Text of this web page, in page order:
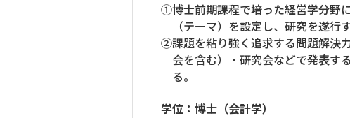
①博士前期課程で培った経営学分野
（テーマ）を設定し、研究を遂行
②課題を粘り強く追求する問題解決
会を含む）・研究会などで発表す
る。
学位：博士（会計学）